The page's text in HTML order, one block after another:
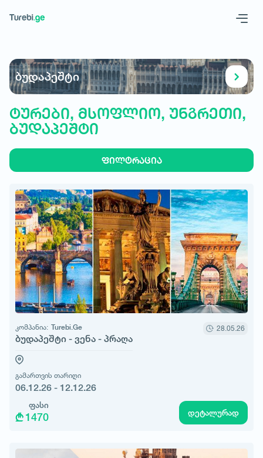
ბუდაპეშტი
ტურები, მსოფლიო, უნგრეთი,
ბუდაპეშტი
ფილტრაცია
კომპანია: Turebi.Ge
ბუდაპეშტი - ვენა - პრაღა
28.05.26
გამართვის თარიღი
06.12.26 - 12.12.26
ფასი
1470 დეტალურად